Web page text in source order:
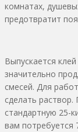
комнатах,
предотвратит
Выпускается
значительно
смесей. Для
сделать
стандартную 25-
вам потребуется